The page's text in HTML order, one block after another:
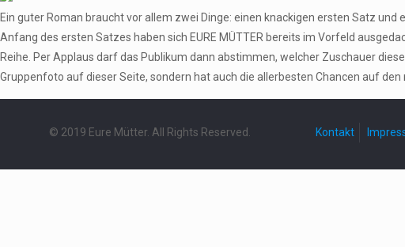
Ein guter Roman braucht vor allem zwei Dinge: einen knackigen ersten Satz
Anfang des ersten Satzes haben sich EURE MÜTTER bereits im Vorfeld
Reihe. Per Applaus darf das Publikum dann abstimmen, welcher Zuschauer
Gruppenfoto auf dieser Seite, sondern hat auch die allerbesten Chancen auf den
© 2019 Eure Mütter. All Rights Reserved. Kontakt